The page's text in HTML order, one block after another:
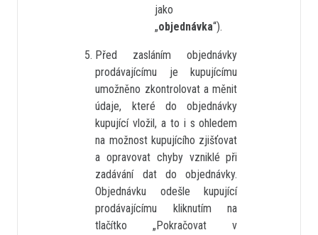
jako
„objednávka“).
Před zasláním objednávky
prodávajícímu je kupujícímu
umožněno zkontrolovat a měnit
údaje, které do objednávky
kupující vložil, a to i s ohledem
na možnost kupujícího zjišťovat
a opravovat chyby vzniklé při
zadávání dat do objednávky.
Objednávku odešle kupující
prodávajícímu kliknutím na
tlačítko „Pokračovat v